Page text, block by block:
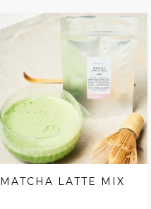
MATCHA LATTE MIX